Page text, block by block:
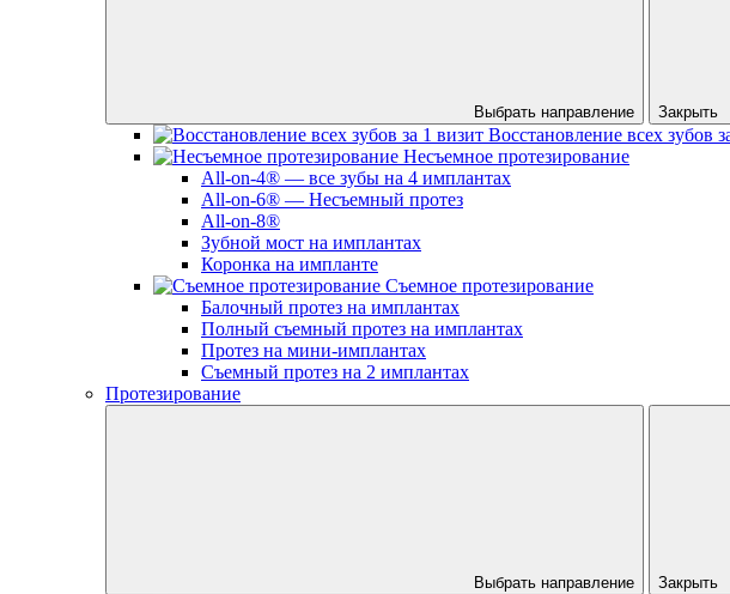
Выбрать направление Закрыть
Восстановление всех зубов
Несъемное протезирование
All-on-4® — все зубы на 4 имплантах
All-on-6® — Несъемный протез
All-on-8®
Зубной мост на имплантах
Коронка на импланте
Съемное протезирование
Балочный протез на имплантах
Полный съемный протез на имплантах
Протез на мини-имплантах
Съемный протез на 2 имплантах
Протезирование
Выбрать направление Закрыть